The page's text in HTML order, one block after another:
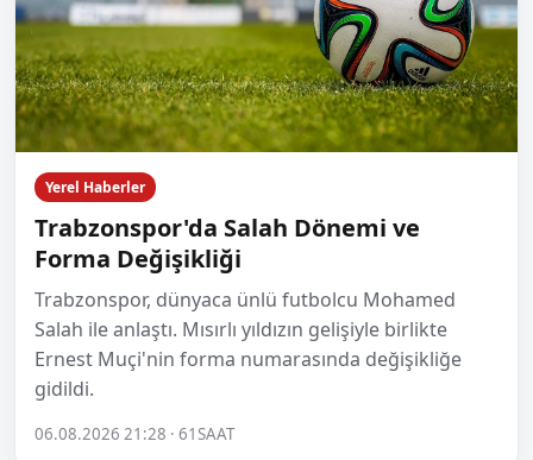
Yerel Haberler
Trabzonspor'da Salah Dönemi ve
Forma Değişikliği
Trabzonspor, dünyaca ünlü futbolcu Mohamed
Salah ile anlaştı. Mısırlı yıldızın gelişiyle birlikte
Ernest Muçi'nin forma numarasında değişikliğe
gidildi.
06.08.2026 21:28 · 61SAAT